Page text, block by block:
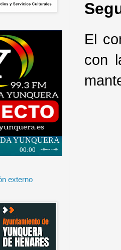
El
con
externo